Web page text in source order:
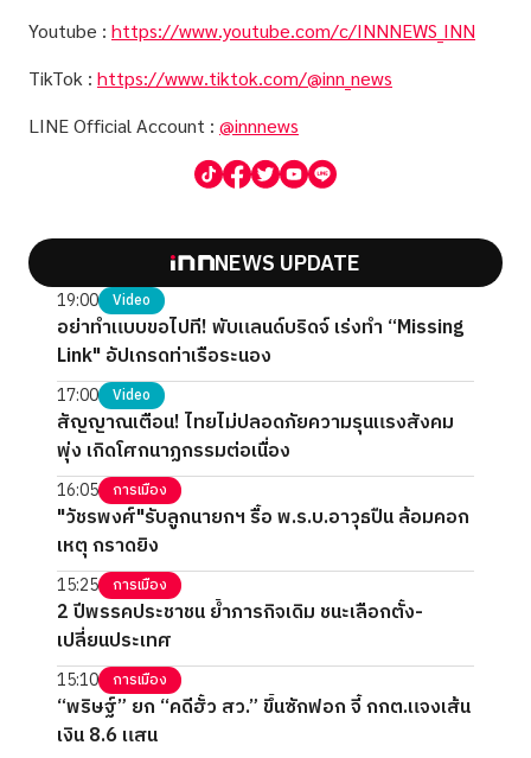
Youtube : https://www.youtube.com/c/INNNEWS_INN
TikTok : https://www.tiktok.com/@inn_news
LINE Official Account : @innnews
NEWS UPDATE
19:00 Video
อย่าทำแบบขอไปที! พับแลนด์บริดจ์ เร่งทำ “Missing
Link" อัปเกรดท่าเรือระนอง
17:00 Video
สัญญาณเตือน! ไทยไม่ปลอดภัยความรุนแรงสังคม
พุ่ง เกิดโศกนาฏกรรมต่อเนื่อง
16:05 การเมือง
"วัชรพงศ์"รับลูกนายกฯ รื้อ พ.ร.บ.อาวุธปืน ล้อมคอก
เหตุ กราดยิง
15:25 การเมือง
2 ปีพรรคประชาชน ย้ำภารกิจเดิม ชนะเลือกตั้ง-
เปลี่ยนประเทศ
15:10 การเมือง
“พริษฐ์” ยก “คดีฮั้ว สว.” ขึ้นซักฟอก จี้ กกต.แจงเส้น
เงิน 8.6 แสน